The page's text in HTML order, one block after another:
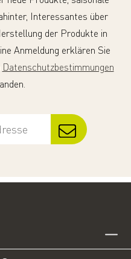
Interessantes über
der Produkte in
Anmeldung erklären Sie
Datenschutzbestimmungen